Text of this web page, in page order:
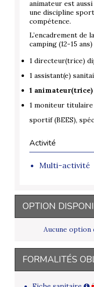
animateur est
une discipline
compétence.
L’encadrement de
camping (12-15
1 directeur(trice)
1 assistant(e)
1 animateur(trice)
1 moniteur titulaire
sportif (BEES),
Activité
Multi-activité
OPTION
Aucune option
FORMALITÉS